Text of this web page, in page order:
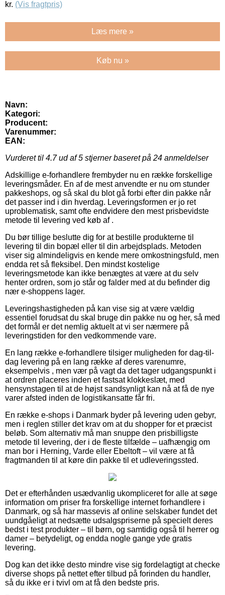
kr. (Vis fragtpris)
Læs mere »
Køb nu »
Navn:
Kategori:
Producent:
Varenummer:
EAN:
Vurderet til 4.7ud af 5 stjerner baseret på 24 anmeldelser
Adskillige e-forhandlere frembyder nu en række forskellige
leveringsmåder. En af de mest anvendte er nu om stunder
pakkeshops, og så skal du blot gå forbi efter din pakke når
det passer ind i din hverdag. Leveringsformen er jo ret
uproblematisk, samt ofte endvidere den mest prisbevidste
metode til levering ved køb af .
Du bør tillige beslutte dig for at bestille produkterne til
levering til din bopæl eller til din arbejdsplads. Metoden
viser sig almindeligvis en kende mere omkostningsfuld, men
endda ret så fleksibel. Den mindst kostelige
leveringsmetode kan ikke benægtes at være at du selv
henter ordren, som jo står og falder med at du befinder dig
nær e-shoppens lager.
Leveringshastigheden på kan vise sig at være vældig
essentiel forudsat du skal bruge din pakke nu og her, så med
det formål er det nemlig aktuelt at vi ser nærmere på
leveringstiden for den vedkommende vare.
En lang række e-forhandlere tilsiger muligheden for dag-til-
dag levering på en lang række af deres varenumre,
eksempelvis , men vær på vagt da det tager udgangspunkt i
at ordren placeres inden et fastsat klokkeslæt, med
hensynstagen til at de højst sandsynligt kan nå at få de nye
varer afsted inden de logistikansatte får fri.
En række e-shops i Danmark byder på levering uden gebyr,
men i reglen stiller det krav om at du shopper for et præcist
beløb. Som alternativ må man snuppe den prisbilligste
metode til levering, der i de fleste tilfælde – uafhængig om
man bor i Herning, Varde eller Ebeltoft – vil være at få
fragtmanden til at køre din pakke til et udleveringssted.
Det er efterhånden usædvanlig ukompliceret for alle at søge
information om priser fra forskellige internet forhandlere i
Danmark, og så har massevis af online selskaber fundet det
uundgåeligt at nedsætte udsalgspriserne på specielt deres
bedst i test produkter – til børn, og samtidig også til herrer og
damer – betydeligt, og endda nogle gange yde gratis
levering.
Dog kan det ikke desto mindre vise sig fordelagtigt at checke
diverse shops på nettet efter tilbud på forinden du handler,
så du ikke er i tvivl om at få den bedste pris.